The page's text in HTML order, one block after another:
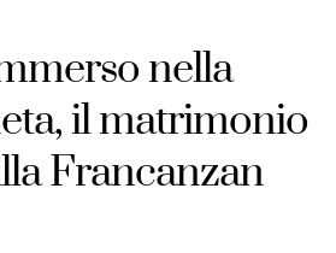
nella
il matrimonio
Francanzan